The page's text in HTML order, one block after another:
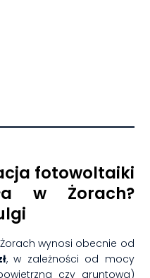
fotowoltaiki
w Żorach?
wynosi obecnie od
, w zależności od mocy
czy gruntowa)